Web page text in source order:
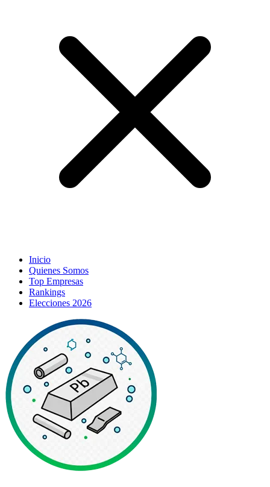
Inicio
Quienes Somos
Top Empresas
Rankings
Elecciones 2026